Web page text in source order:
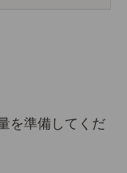
を準備してくだ